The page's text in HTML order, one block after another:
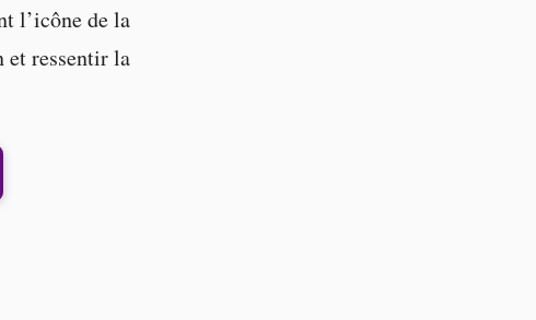
l’icône de la
et ressentir la